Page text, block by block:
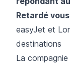
Retardé
easyJet et
destinations
La